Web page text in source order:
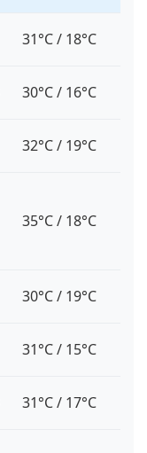
31°C / 18°C
30°C / 16°C
32°C / 19°C
35°C / 18°C
30°C / 19°C
31°C / 15°C
31°C / 17°C